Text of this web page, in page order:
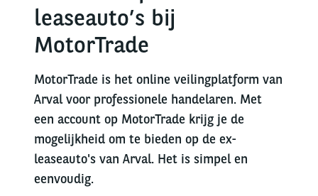
leaseauto’s bij
MotorTrade
MotorTrade is het online veilingplatform van
Arval voor professionele handelaren. Met
een account op MotorTrade krijg je de
mogelijkheid om te bieden op de ex-
leaseauto's van Arval. Het is simpel en
eenvoudig.